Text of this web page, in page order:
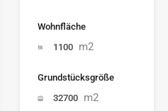
Wohnfläche
1100 m2
Grundstücksgröße
32700 m2